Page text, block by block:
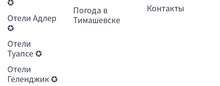
Отели Адлер
✪
Отели
Туапсе ✪
Отели
Геленджик ✪
Погода в
Тимашевске
Контакты